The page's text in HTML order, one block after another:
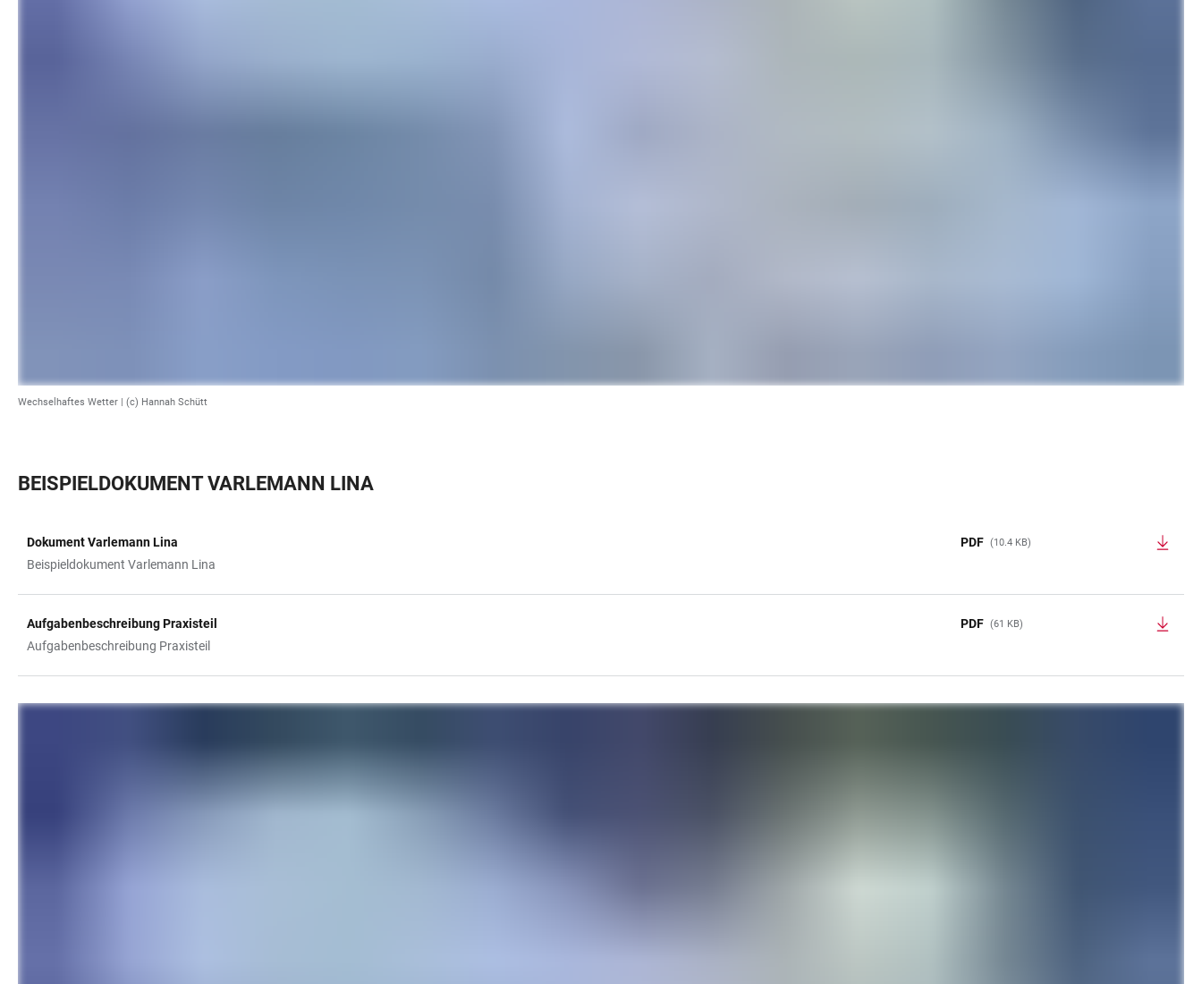
Wechselhaftes Wetter | (c) Hannah Schütt
BEISPIELDOKUMENT VARLEMANN LINA
TABLE
Dokument Varlemann Lina
Beispieldokument Varlemann Lina
PDF (10.4 KB)
Aufgabenbeschreibung Praxisteil
Aufgabenbeschreibung Praxisteil
PDF (61 KB)